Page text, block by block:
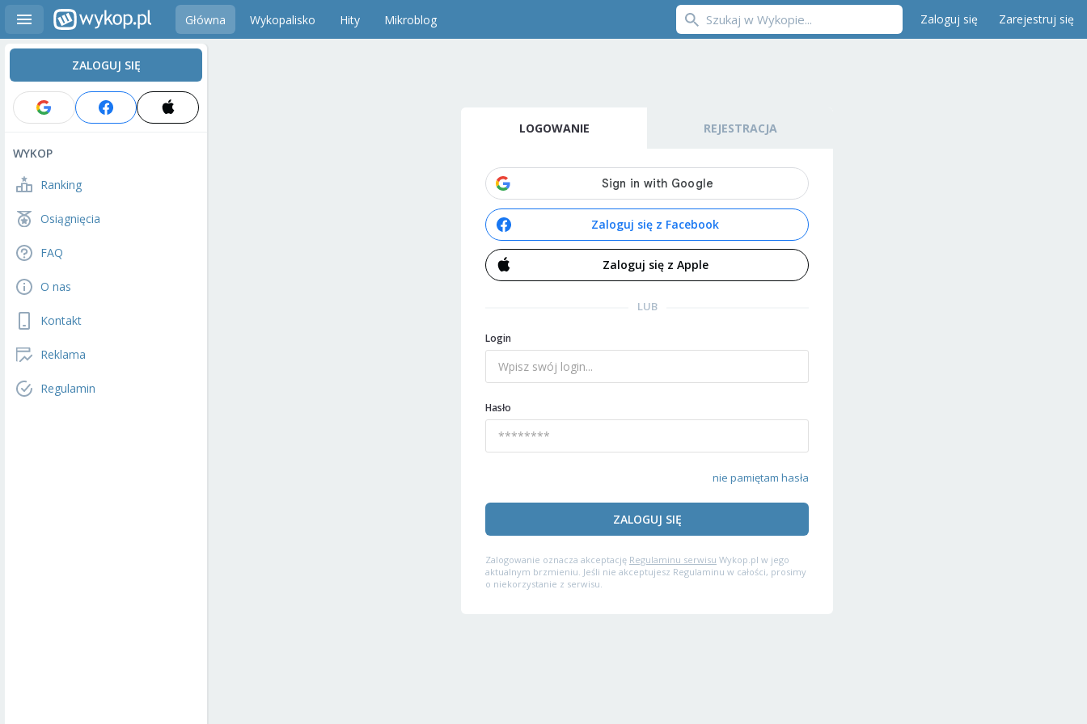
Główna Wykopalisko Hity Mikroblog Zaloguj się Zarejestruj się
ZALOGUJ SIĘ
WYKOP
Ranking
Osiągnięcia
FAQ
O nas
Kontakt
Reklama
Regulamin
LOGOWANIE REJESTRACJA
Zaloguj się z Facebook
Zaloguj się z Apple
LUB
Login
Hasło
nie pamiętam hasła
ZALOGUJ SIĘ
Zalogowanie oznacza akceptację Regulaminu serwisu Wykop.pl w jego
aktualnym brzmieniu. Jeśli nie akceptujesz Regulaminu w całości, prosimy
o niekorzystanie z serwisu.